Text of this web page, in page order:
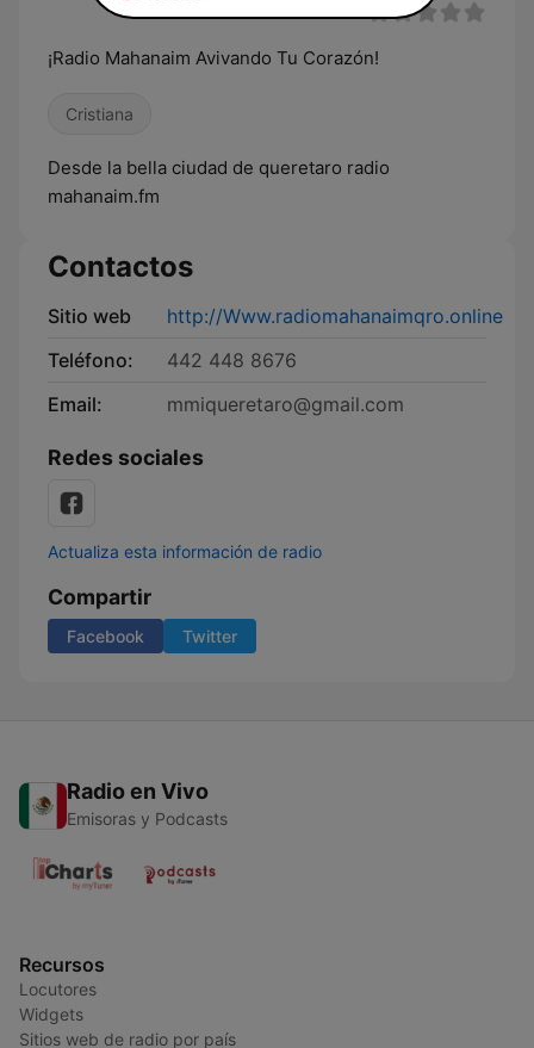
¡Radio Mahanaim Avivando Tu Corazón!
Cristiana
Desde la bella ciudad de queretaro radio
mahanaim.fm
Contactos
Sitio web
http://Www.radiomahanaimqro.online
Teléfono:
442 448 8676
Email:
mmiqueretaro@gmail.com
Redes sociales
Actualiza esta información de radio
Compartir
Facebook Twitter
Radio en Vivo
Emisoras y Podcasts
Recursos
Locutores
Widgets
Sitios web de radio por país